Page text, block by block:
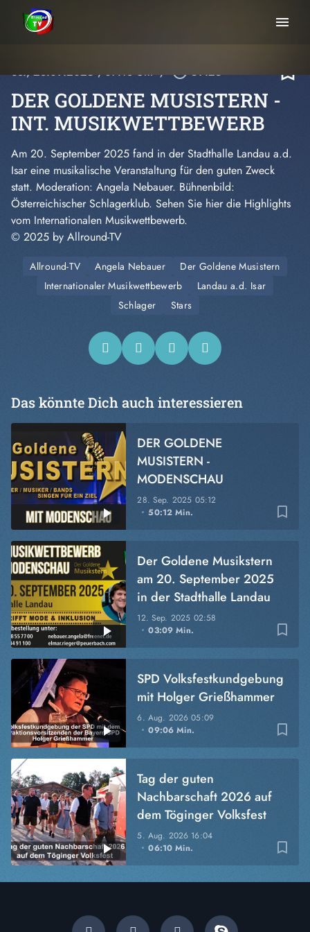
menu
So., 28.09.2025, 07:18 Uhr / play_circle_outline59:25 bookmark_border
DER GOLDENE MUSISTERN -
INT. MUSIKWETTBEWERB
Am 20. September 2025 fand in der Stadthalle Landau a.d.
Isar eine musikalische Veranstaltung für den guten Zweck
statt. Moderation: Angela Nebauer. Bühnenbild:
Österreichischer Schlagerklub. Sehen Sie hier die Highlights
vom Internationalen Musikwettbewerb.
© 2025 by Allround-TV
Allround-TV Angela Nebauer
Der Goldene Musistern
Internationaler Musikwettbewerb
Landau a.d. Isar
Schlager
Stars
Das könnte Dich auch interessieren
bookmark_border
28. Sep. 2025 05:12
50:12 Min.
DER GOLDENE
MUSISTERN -
MODENSCHAU
bookmark_border
12. Sep. 2025 02:58
03:09 Min.
Der Goldene Musikstern
am 20. September 2025
in der Stadthalle Landau
bookmark_border
6. Aug. 202605:09
09:06 Min.
SPD Volksfestkundgebung
mit Holger Grießhammer
bookmark_border
5. Aug. 2026 16:04
06:10 Min.
Tag der guten
Nachbarschaft 2026 auf
dem Töginger Volksfest